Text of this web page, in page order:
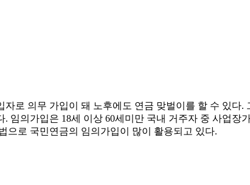
로 의무 가입이 돼 노후에도 연금 맞벌이를 할 수 있
임의가입은 18세 이상 60세미만 국내 거주자 중 사업
으로 국민연금의 임의가입이 많이 활용되고 있다.